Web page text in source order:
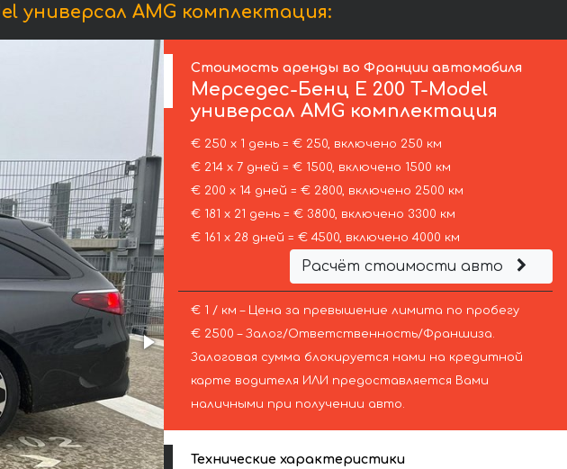
универсал AMG комплектация:
Стоимость аренды во Франции автомобиля
Мерседес-Бенц E 200 T-Model
универсал AMG комплектация
€ 250 х 1 день = € 250, включено 250 км
€ 214 х 7 дней = € 1500, включено 1500 км
€ 200 х 14 дней = € 2800, включено 2500 км
€ 181 х 21 день = € 3800, включено 3300 км
€ 161 х 28 дней = € 4500, включено 4000 км
Расчёт стоимости авто
€ 1 / км – Цена за превышение лимита по пробегу
€ 2500 – Залог/Ответственность/Франшиза.
Залоговая сумма блокируется нами на кредитной
карте водителя ИЛИ предоставляется Вами
наличными при получении авто.
Технические характеристики